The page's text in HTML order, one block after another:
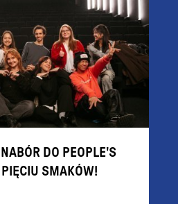
DO PEOPLE'S
SMAKÓW!